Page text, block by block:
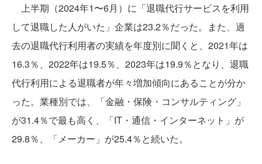
上半期（2024年1〜6月）に「退職代行サービスを利用
して退職した人がいた」企業は23.2％だった。また、過
去の退職代行利用者の実績を年度別に聞くと、2021年は
16.3％、2022年は19.5％、2023年は19.9％となり、退職
代行利用による退職者が年々増加傾向にあることが分か
った。業種別では、「金融・保険・コンサルティング」
が31.4％で最も高く、「IT・通信・インターネット」が
29.8％、「メーカー」が25.4％と続いた。